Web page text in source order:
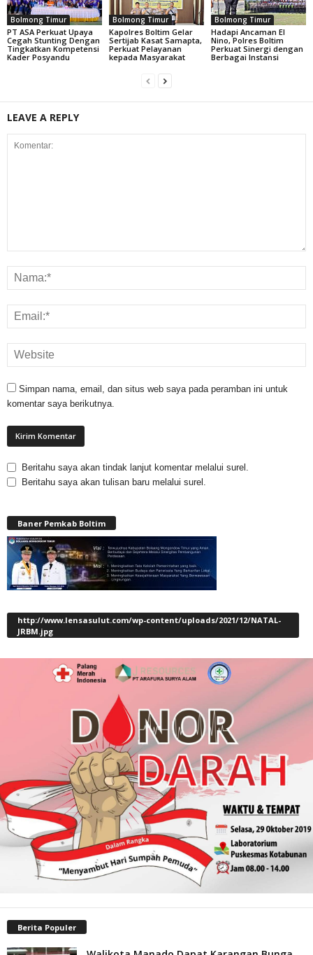
Bolmong Timur
PT ASA Perkuat Upaya
Cegah Stunting Dengan
Tingkatkan Kompetensi
Kader Posyandu
Bolmong Timur
Kapolres Boltim Gelar
Sertijab Kasat Samapta,
Perkuat Pelayanan
kepada Masyarakat
Bolmong Timur
Hadapi Ancaman El
Nino, Polres Boltim
Perkuat Sinergi dengan
Berbagai Instansi
LEAVE A REPLY
Simpan nama, email, dan situs web saya pada peramban ini untuk
komentar saya berikutnya.
Beritahu saya akan tindak lanjut komentar melalui surel.
Beritahu saya akan tulisan baru melalui surel.
Baner Pemkab Boltim
http://www.lensasulut.com/wp-content/uploads/2021/12/NATAL-
JRBM.jpg
Berita Populer